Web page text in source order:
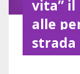
vita” il
alle
strada